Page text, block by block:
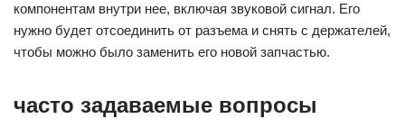
компонентам внутри нее, включая звуковой сигнал. Его
нужно будет отсоединить от разъема и снять с держателей,
чтобы можно было заменить его новой запчастью.
часто задаваемые вопросы